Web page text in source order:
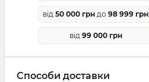
від 50 000 грн до 98 999 грн
від 99 000 грн
Способи доставки